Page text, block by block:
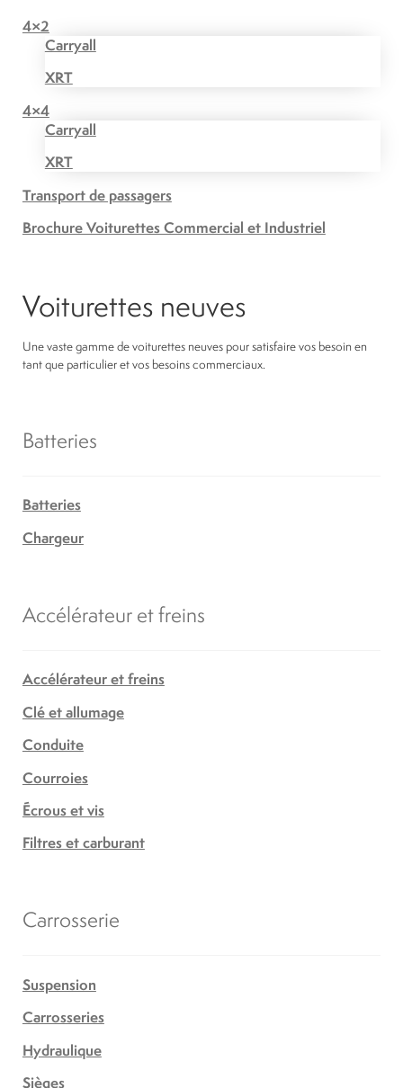
4×2
Carryall
XRT
4×4
Carryall
XRT
Transport de passagers
Brochure Voiturettes Commercial et Industriel
Voiturettes neuves
Une vaste gamme de voiturettes neuves pour satisfaire vos besoin en
tant que particulier et vos besoins commerciaux.
Batteries
Batteries
Chargeur
Accélérateur et freins
Accélérateur et freins
Clé et allumage
Conduite
Courroies
Écrous et vis
Filtres et carburant
Carrosserie
Suspension
Carrosseries
Hydraulique
Sièges